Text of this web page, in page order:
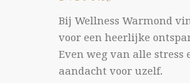
Bij Wellness Warmond
voor een heerlijke
Even weg van alle stress
aandacht voor uzelf.